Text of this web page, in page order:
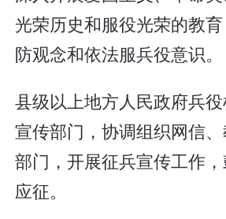
光荣历史和服役光荣的教
防观念和依法服兵役意识。
县级以上地方人民政府兵
宣传部门，协调组织网信
部门，开展征兵宣传工作
应征。